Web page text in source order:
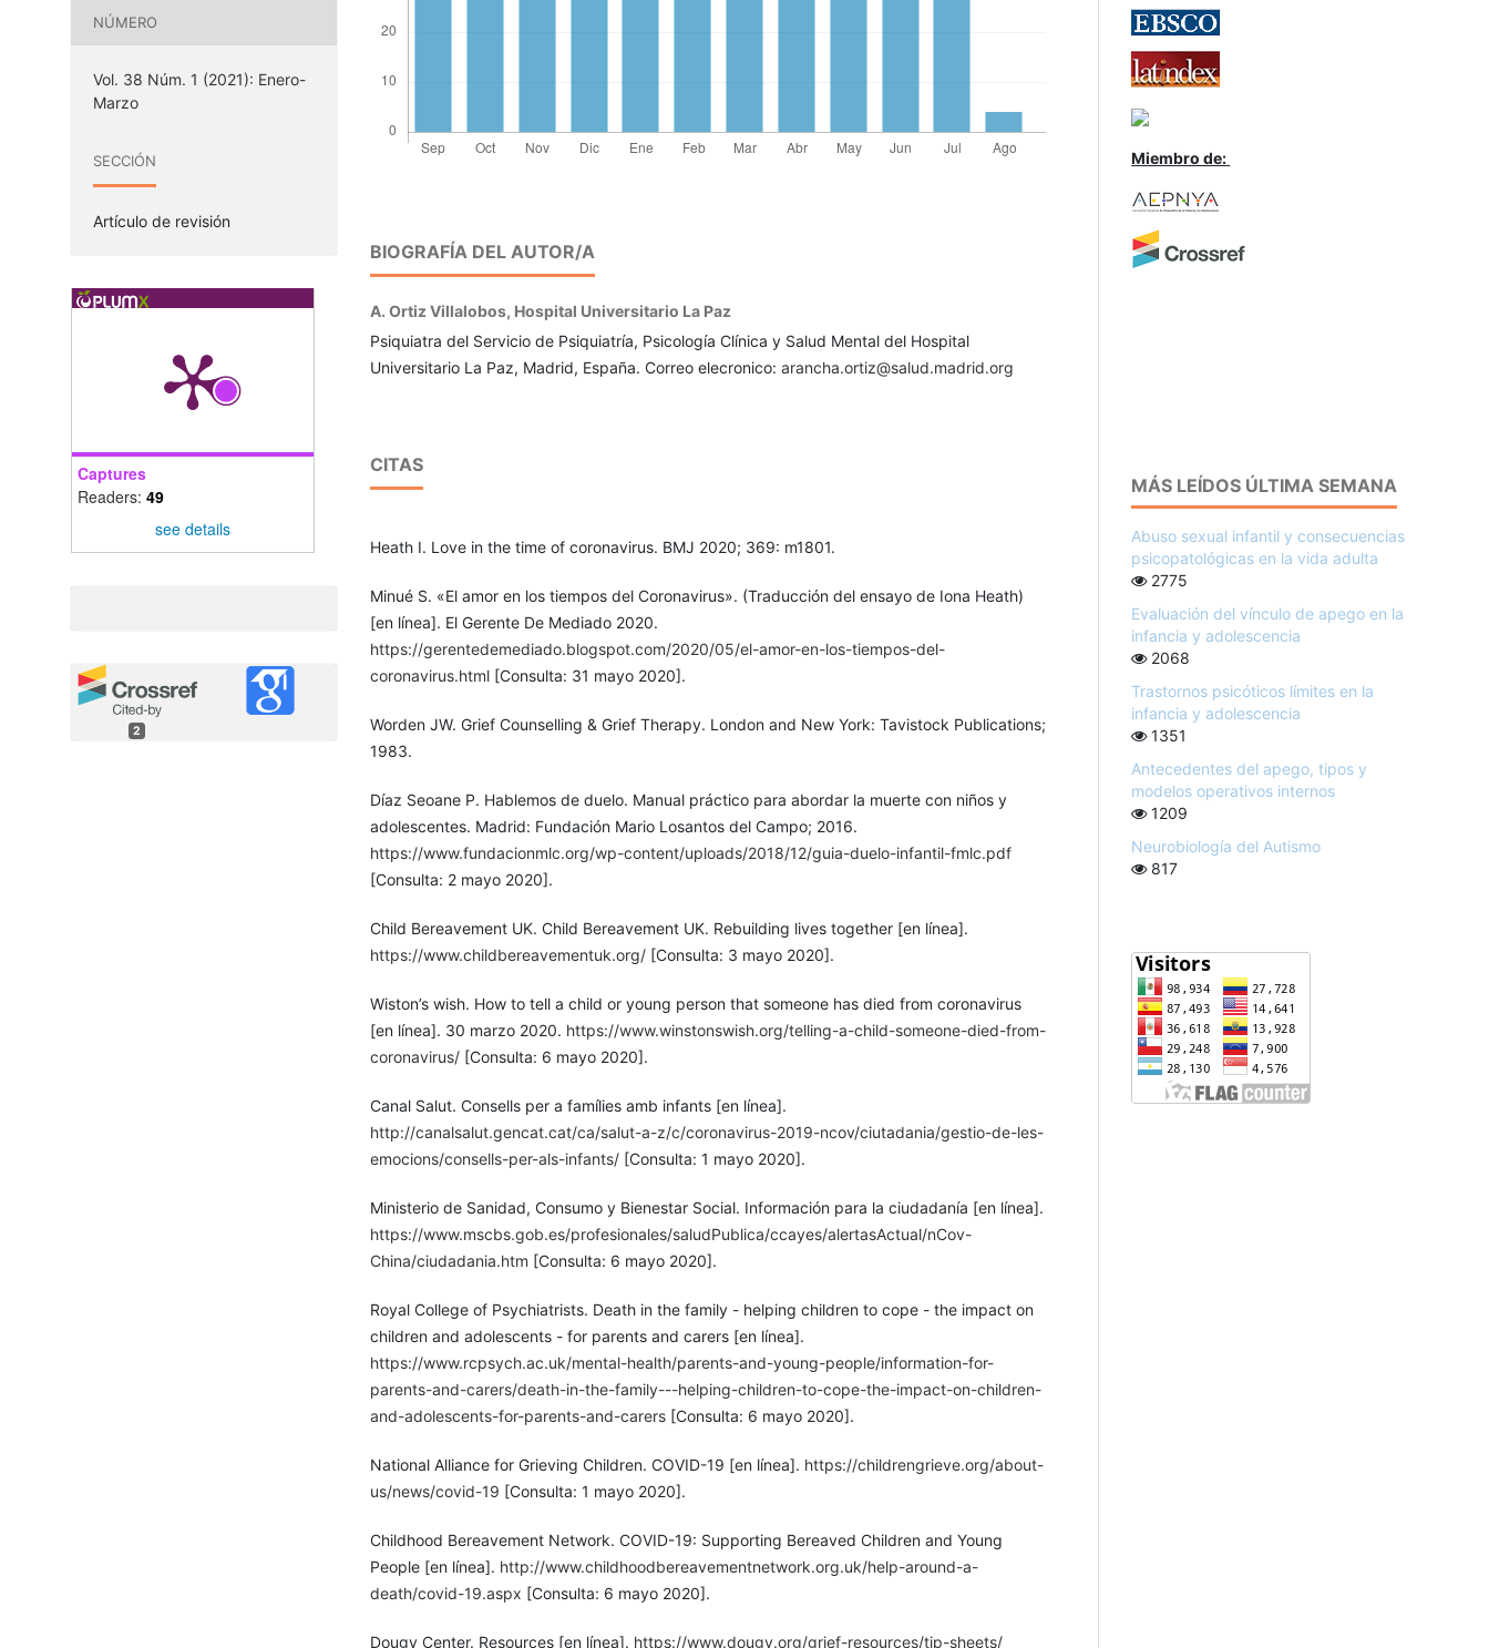
NÚMERO
Vol. 38 Núm. 1 (2021): Enero-
Marzo
SECCIÓN
Artículo de revisión
Captures
Readers: 49
see details
2
BIOGRAFÍA DEL AUTOR/A
A. Ortiz Villalobos, Hospital Universitario La Paz
Psiquiatra del Servicio de Psiquiatría, Psicología Clínica y Salud Mental del Hospital
Universitario La Paz, Madrid, España. Correo elecronico: arancha.ortiz@salud.madrid.org
CITAS
Heath I. Love in the time of coronavirus. BMJ 2020; 369: m1801.
Minué S. «El amor en los tiempos del Coronavirus». (Traducción del ensayo de Iona Heath)
[en línea]. El Gerente De Mediado 2020.
https://gerentedemediado.blogspot.com/2020/05/el-amor-en-los-tiempos-del-
coronavirus.html[Consulta: 31 mayo 2020].
Worden JW. Grief Counselling & Grief Therapy. London and New York: Tavistock Publications;
1983.
Díaz Seoane P. Hablemos de duelo. Manual práctico para abordar la muerte con niños y
adolescentes. Madrid: Fundación Mario Losantos del Campo; 2016.
https://www.fundacionmlc.org/wp-content/uploads/2018/12/guia-duelo-infantil-fmlc.pdf
[Consulta: 2 mayo 2020].
Child Bereavement UK. Child Bereavement UK. Rebuilding lives together [en línea].
https://www.childbereavementuk.org/[Consulta: 3 mayo 2020].
Wiston’s wish. How to tell a child or young person that someone has died from coronavirus
[en línea]. 30 marzo 2020. https://www.winstonswish.org/telling-a-child-someone-died-from-
coronavirus/[Consulta: 6 mayo 2020].
Canal Salut. Consells per a famílies amb infants [en línea].
http://canalsalut.gencat.cat/ca/salut-a-z/c/coronavirus-2019-ncov/ciutadania/gestio-de-les-
emocions/consells-per-als-infants/[Consulta: 1 mayo 2020].
Ministerio de Sanidad, Consumo y Bienestar Social. Información para la ciudadanía [en línea].
https://www.mscbs.gob.es/profesionales/saludPublica/ccayes/alertasActual/nCov-
China/ciudadania.htm [Consulta: 6 mayo 2020].
Royal College of Psychiatrists. Death in the family - helping children to cope - the impact on
children and adolescents - for parents and carers [en línea].
https://www.rcpsych.ac.uk/mental-health/parents-and-young-people/information-for-
parents-and-carers/death-in-the-family---helping-children-to-cope-the-impact-on-children-
and-adolescents-for-parents-and-carers[Consulta: 6 mayo 2020].
National Alliance for Grieving Children. COVID-19 [en línea]. https://childrengrieve.org/about-
us/news/covid-19 [Consulta: 1 mayo 2020].
Childhood Bereavement Network. COVID-19: Supporting Bereaved Children and Young
People [en línea]. http://www.childhoodbereavementnetwork.org.uk/help-around-a-
death/covid-19.aspx [Consulta: 6 mayo 2020].
Dougy Center. Resources [en línea]. https://www.dougy.org/grief-resources/tip-sheets/
Miembro de:
MÁS LEÍDOS ÚLTIMA SEMANA
Abuso sexual infantil y consecuencias
psicopatológicas en la vida adulta
2775
Evaluación del vínculo de apego en la
infancia y adolescencia
2068
Trastornos psicóticos límites en la
infancia y adolescencia
1351
Antecedentes del apego, tipos y
modelos operativos internos
1209
Neurobiología del Autismo
817